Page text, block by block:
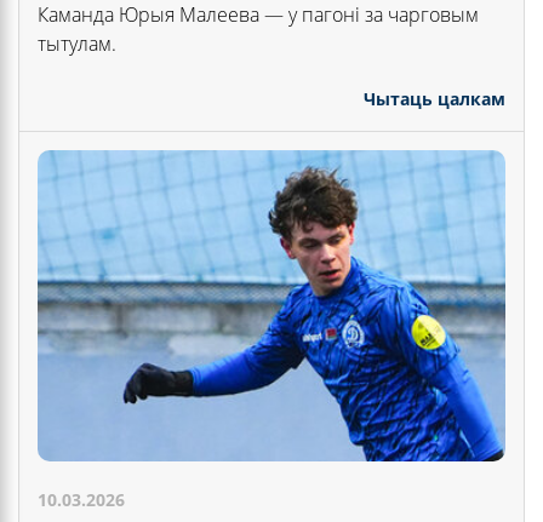
Каманда Юрыя Малеева — у пагоні за чарговым
тытулам.
Чытаць цалкам
10.03.2026